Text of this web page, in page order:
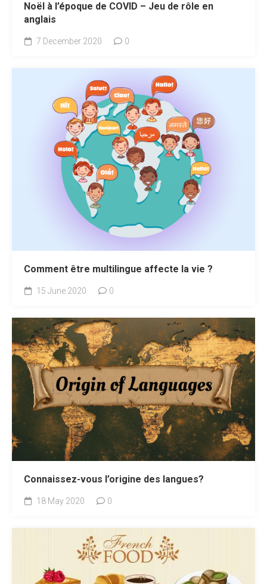
Noël à l’époque de COVID – Jeu de rôle en
anglais
7 December 2020 0
Comment être multilingue affecte la vie ?
15 June 2020 0
Connaissez-vous l’origine des langues?
18 May 2020 0